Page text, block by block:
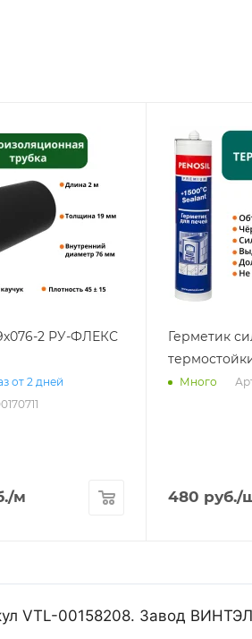
2 РУ-ФЛЕКС
от 2 дней
/м
Герметик
Много
480 руб./
VTL-00158208. Завод